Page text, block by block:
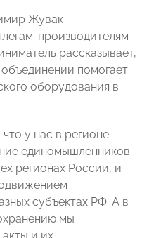
Жувак
производителям
рассказывает,
помогает
оборудования в
у нас в регионе
единомышленников.
регионах России, и
субъектах РФ. А в
мы